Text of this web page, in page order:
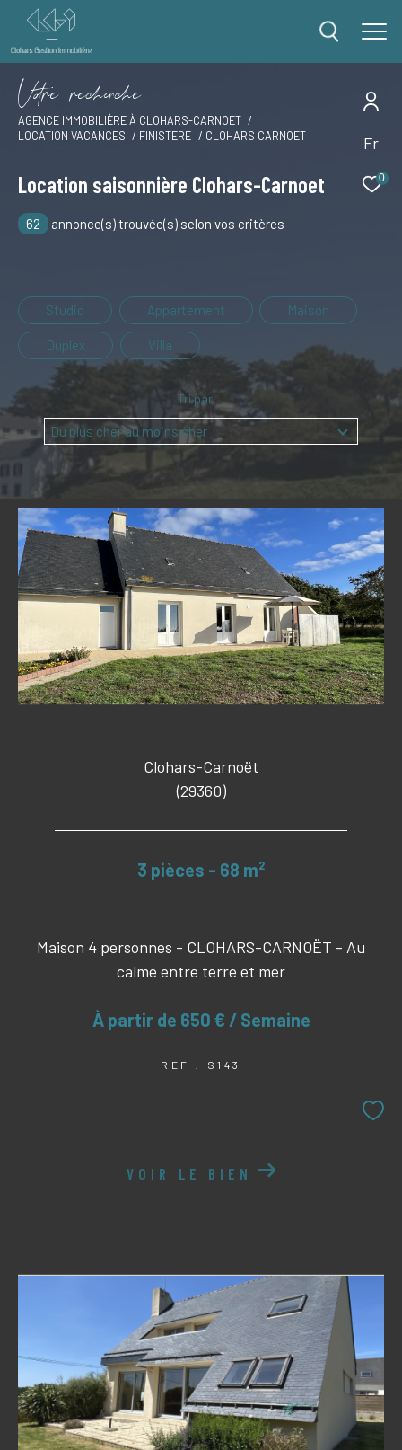
Fr
0
Vore recece
AGENCE IMMOBILIÈRE À CLOHARS-CARNOET
LOCATION VACANCES
FINISTERE CLOHARS CARNOET
Location saisonnière Clohars-Carnoet
62 annonce(s) trouvée(s) selon vos critères
Studio Appartement Maison
Duplex Villa
Tri par
Du plus cher au moins cher
Clohars-Carnoët
(29360)
3 pièces - 68 m²
Maison 4 personnes - CLOHARS-CARNOËT - Au
calme entre terre et mer
À partir de 650 € / Semaine
REF : S143
VOIR LE BIEN
Effectuer une recherche
et trouver le bien qui correspond à vos critères
Type
d'offre
de
bien
Type de bien
Ville
Budget
Budget
Surface
Surface
Pièces
Pièces
Référence
CRITÈRES SUPPLÉMENTAIRES
RECHERCHER